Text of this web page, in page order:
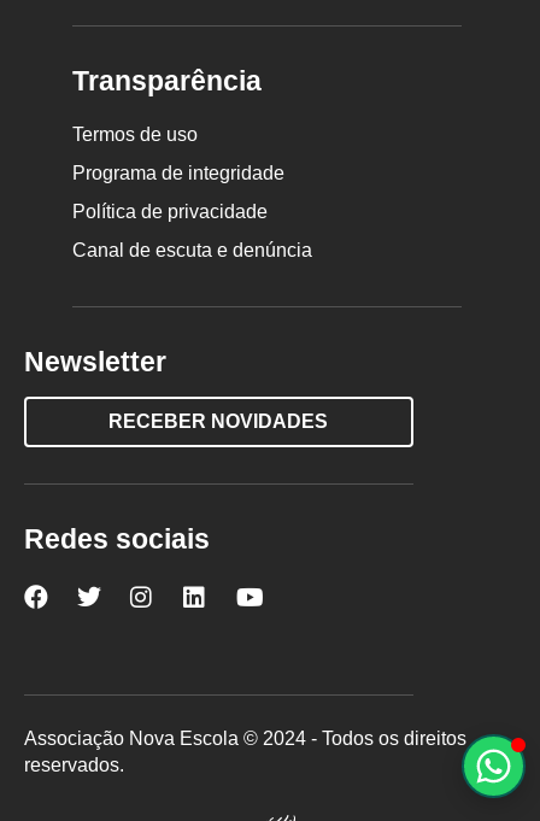
Transparência
Termos de uso
Programa de integridade
Política de privacidade
Canal de escuta e denúncia
Newsletter
RECEBER NOVIDADES
Redes sociais
Nova
Facebook
Nova
Twitter
Nova
Instagram
Nova
LinkedInYouTube
Associação Nova Escola © 2024 - Todos os direitos
reservados.